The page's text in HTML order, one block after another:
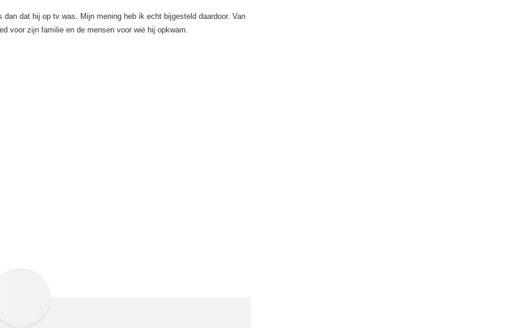
dat hij op tv was. Mijn mening heb ik echt bijgesteld daardoor. Van
voor zijn familie en de mensen voor wie hij opkwam.